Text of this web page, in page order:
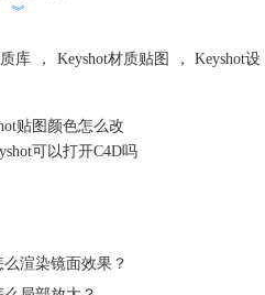
。
︾
库 ， Keyshot材质贴图 ，
Keyshot设
贴图颜色怎么改
可以打开C4D吗
么渲染镜面效果？